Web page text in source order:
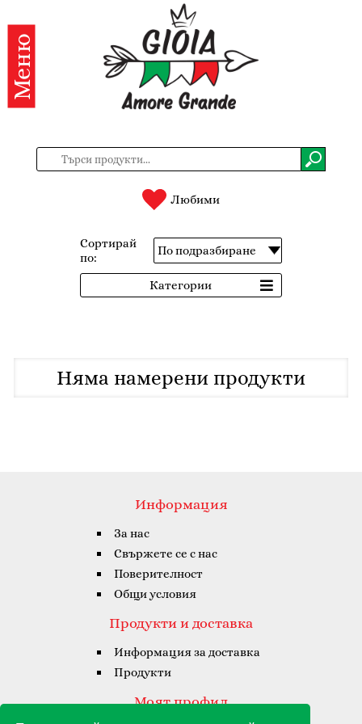
Категории
Продукти
нас
Регистрация
Меню
Любими
Сортирай
по:
Категории
Няма намерени продукти
Информация
За нас
Свържете се с нас
Поверителност
Общи условия
Продукти и доставка
Информация за доставка
Продукти
Моят профил